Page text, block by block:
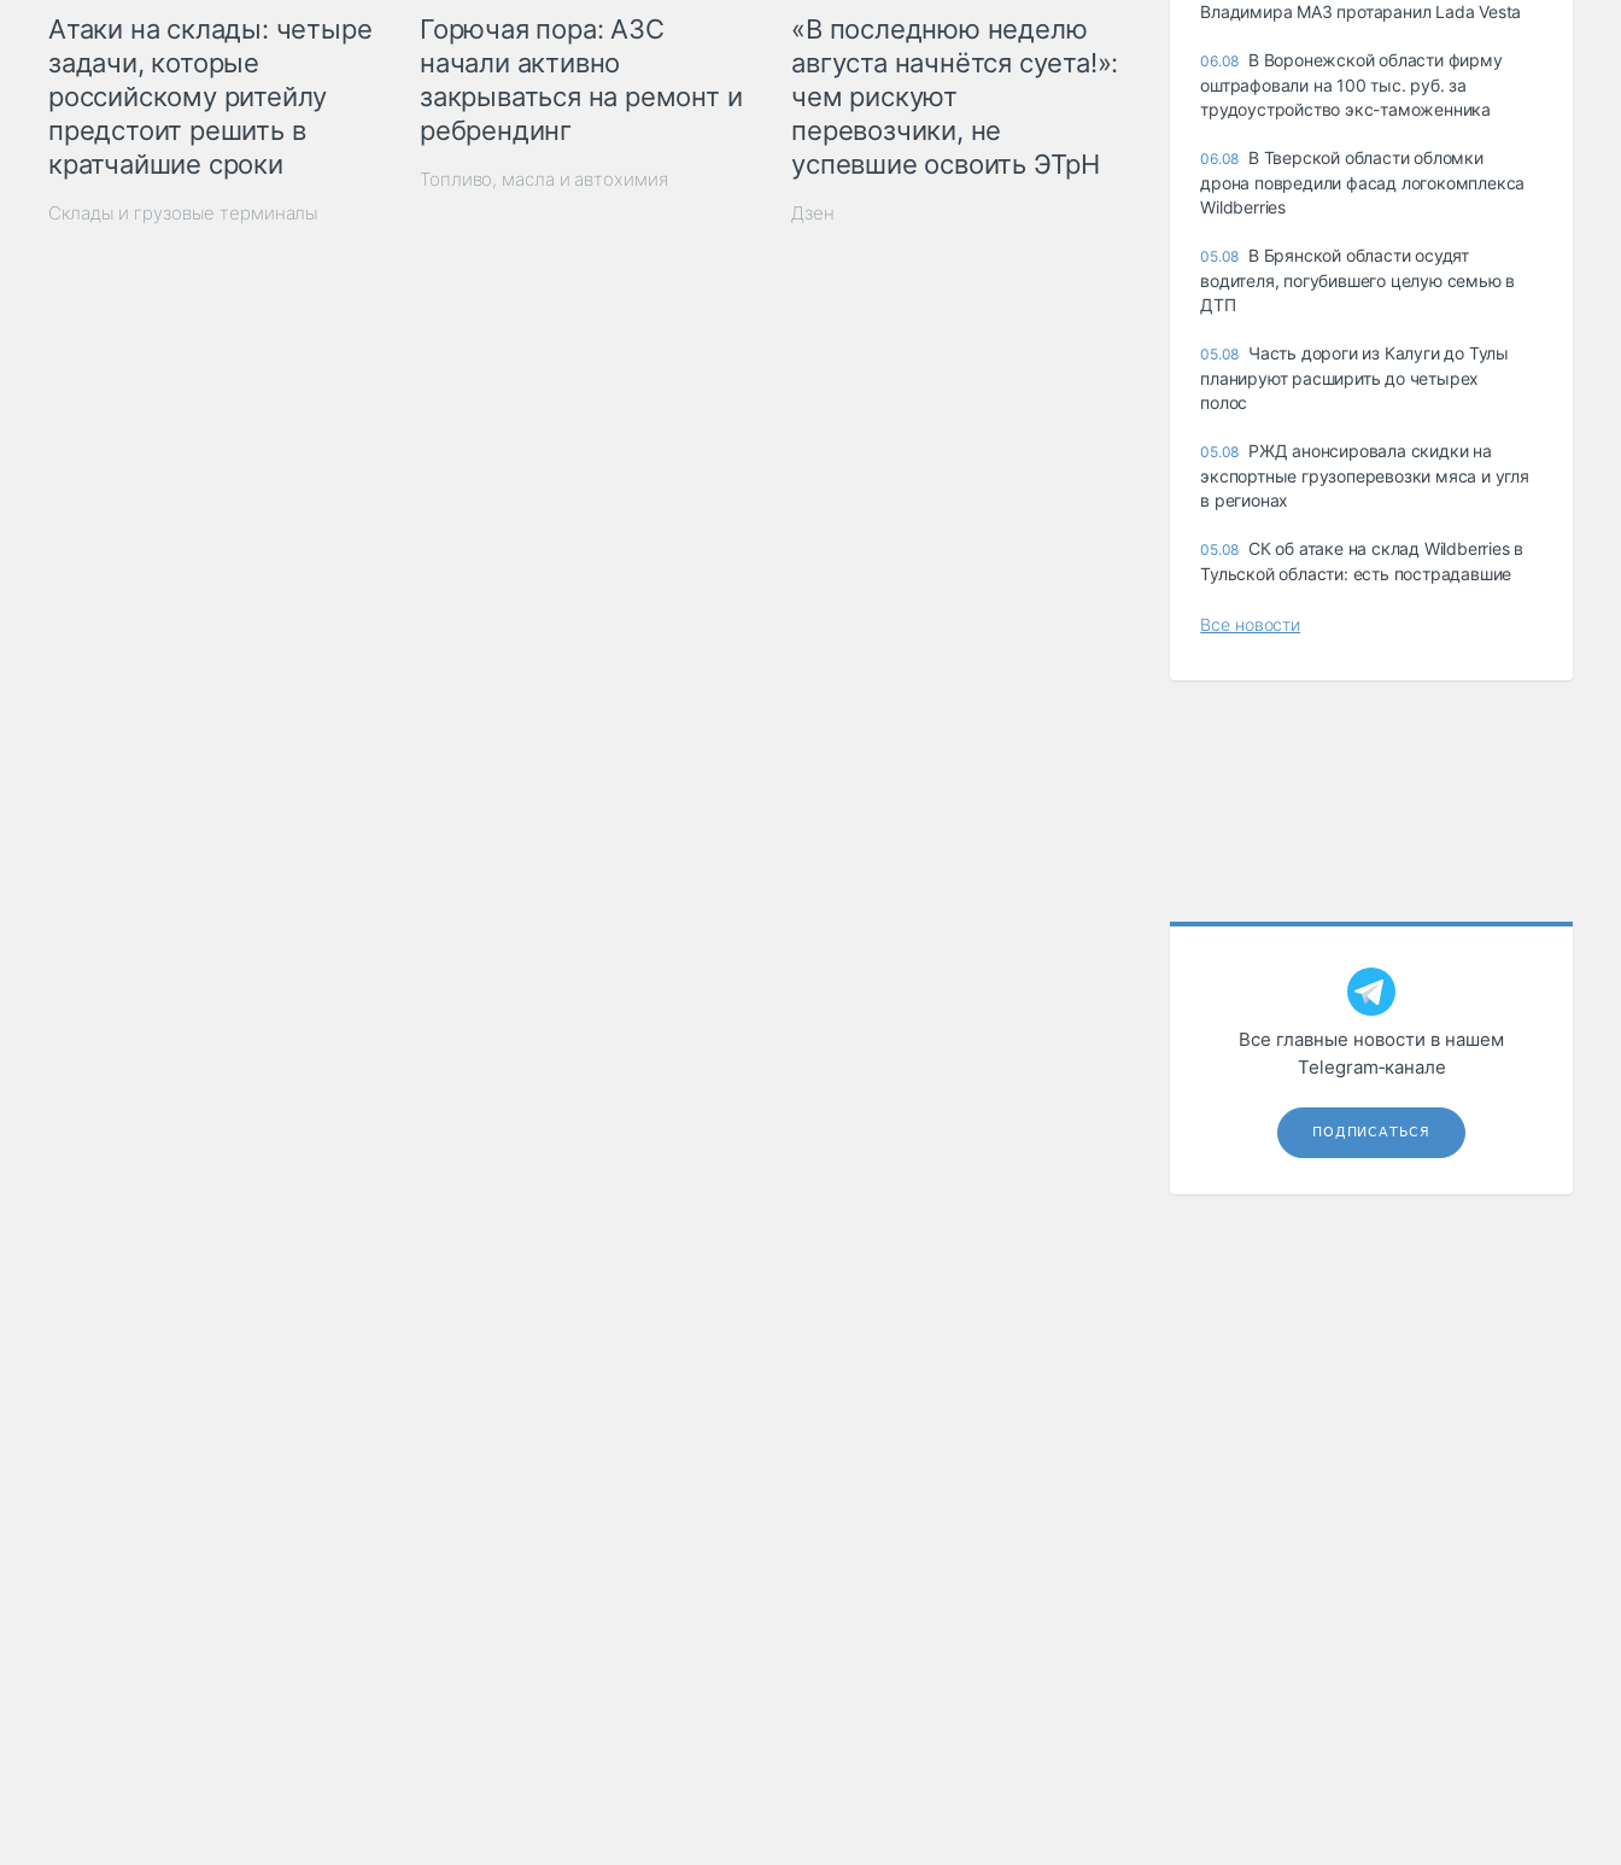
Атаки на склады: четыре
задачи, которые
российскому ритейлу
предстоит решить в
кратчайшие сроки
Склады и грузовые терминалы
Горючая пора: АЗС
начали активно
закрываться на ремонт и
ребрендинг
Топливо, масла и автохимия
«В последнюю неделю
августа начнётся суета!»:
чем рискуют
перевозчики, не
успевшие освоить ЭТрН
Дзен
Владимира МАЗ протаранил Lada Vesta
06.08 В Воронежской области фирму
оштрафовали на 100 тыс. руб. за
трудоустройство экс-таможенника
06.08 В Тверской области обломки
дрона повредили фасад логокомплекса
Wildberries
05.08 В Брянской области осудят
водителя, погубившего целую семью в
ДТП
05.08 Часть дороги из Калуги до Тулы
планируют расширить до четырех
полос
05.08 РЖД анонсировала скидки на
экспортные грузоперевозки мяса и угля
в регионах
05.08 СК об атаке на склад Wildberries в
Тульской области: есть пострадавшие
Все новости
Все главные новости в нашем
Telegram‑канале
ПОДПИСАТЬСЯ